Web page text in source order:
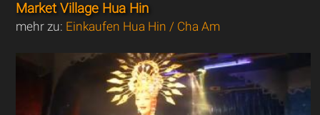
Market Village Hua Hin
mehr zu: Einkaufen Hua Hin / Cha Am